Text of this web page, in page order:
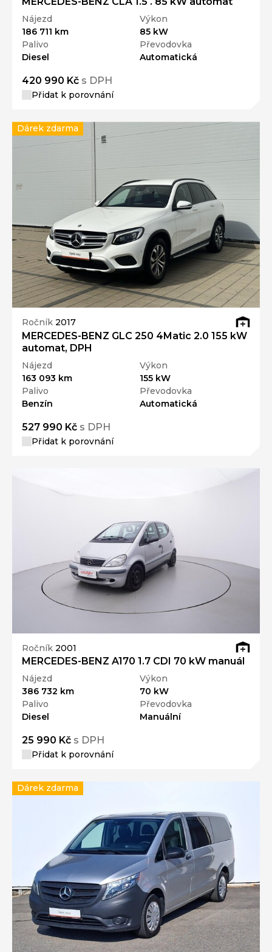
Nájezd
186 711 km
Výkon
85 kW
Palivo
Diesel
Převodovka
Automatická
420 990 Kč s DPH
Přidat k porovnání
Ročník 2017
MERCEDES-BENZ GLC 250 4Matic 2.0 155 kW
automat, DPH
Nájezd
163 093 km
Výkon
155 kW
Palivo
Benzín
Převodovka
Automatická
527 990 Kč s DPH
Přidat k porovnání
Dárek zdarma
Ročník 2001
MERCEDES-BENZ A170 1.7 CDI 70 kW manuál
Nájezd
386 732 km
Výkon
70 kW
Palivo
Diesel
Převodovka
Manuální
25 990 Kč s DPH
Přidat k porovnání
Dárek zdarma